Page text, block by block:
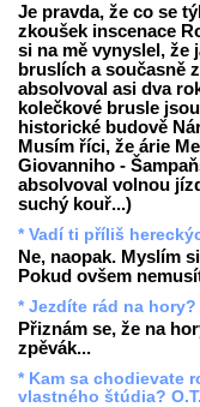
Je pravda, že co se
zkoušek inscenace
si na mě vynyslel, že
bruslích a současně
absolvoval asi dva
kolečkové brusle
historické budově
Musím říci, že árie
Giovanniho -
absolvoval volnou
suchý kouř...)
* Vadí ti příliš
Ne, naopak. Myslím
Pokud ovšem
* Jezdíte rád na
Přiznám se, že na
zpěvák...
* Kam sa chodievate
vlastného štúdia? O.T.